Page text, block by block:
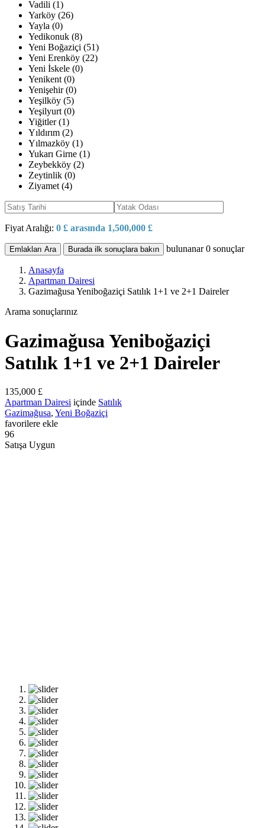
Vadili (1)
Yarköy (26)
Yayla (0)
Yedikonuk (8)
Yeni Boğaziçi (51)
Yeni Erenköy (22)
Yeni İskele (0)
Yenikent (0)
Yenişehir (0)
Yeşilköy (5)
Yeşilyurt (0)
Yiğitler (1)
Yıldırım (2)
Yılmazköy (1)
Yukarı Girne (1)
Zeybekköy (2)
Zeytinlik (0)
Ziyamet (4)
Fiyat Aralığı: 0 £ arasında 1,500,000 £
Emlakları Ara Burada ilk sonuçlara bakın bulunanar0 sonuçlar
Anasayfa
Apartman Dairesi
Gazimağusa Yeniboğaziçi Satılık 1+1 ve 2+1 Daireler
Arama sonuçlarınız
Gazimağusa Yeniboğaziçi
Satılık 1+1 ve 2+1 Daireler
135,000 £
Apartman Dairesi içinde Satılık
Gazimağusa, Yeni Boğaziçi
favorilere ekle
96
Satışa Uygun